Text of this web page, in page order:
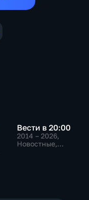
Вести в 20:00
2014 – 2026,
Новостные,